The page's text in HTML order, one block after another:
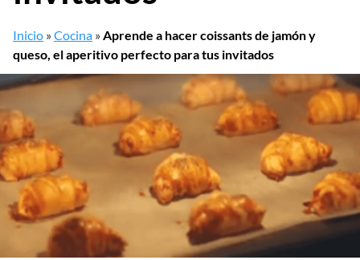
Inicio »Cocina »Aprende a hacer coissants de jamón y
queso, el aperitivo perfecto para tus invitados